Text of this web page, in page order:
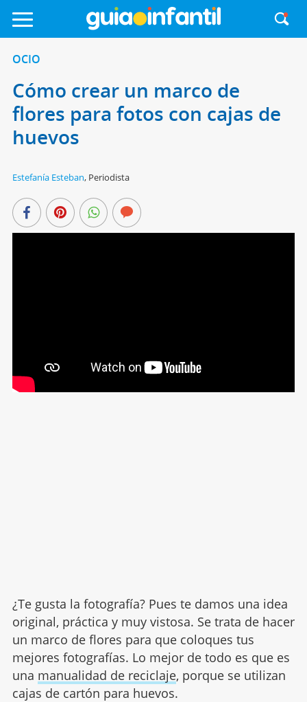
OCIO
Cómo crear un marco de
flores para fotos con cajas de
huevos
Estefanía Esteban, Periodista
¿Te gusta la fotografía? Pues te damos una idea
original, práctica y muy vistosa. Se trata de hacer
un marco de flores para que coloques tus
mejores fotografías. Lo mejor de todo es que es
una manualidad de reciclaje, porque se utilizan
cajas de cartón para huevos.